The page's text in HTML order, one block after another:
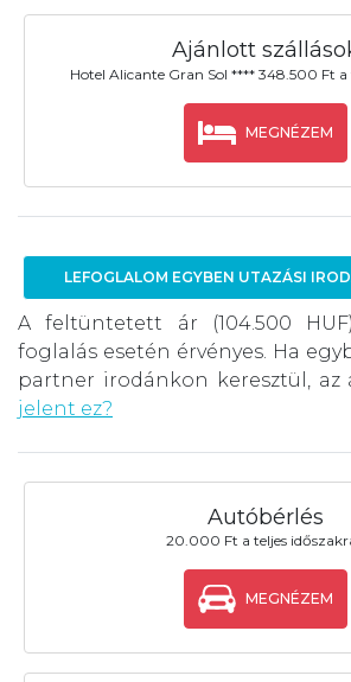
Ajánlott
Hotel Alicante Gran Sol **** 348.500 Ft a
MEGNÉZEM
LEFOGLALOM EGYBEN UTAZÁSI
A feltüntetett ár (104.500
foglalás esetén érvényes. Ha
partner irodánkon keresztül, az
jelent ez?
Autóbérlés
20.000 Ft a teljes
MEGNÉZEM